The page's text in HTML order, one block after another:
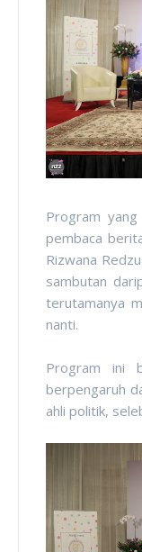
Program yang
pembaca
Rizwana
sambutan
terutamanya
nanti.
Program ini
berpengaruh
ahli politik,